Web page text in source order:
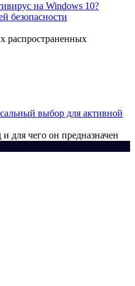
на Windows 10?
безопасности
распространенных
выбор для активной
для чего он предназначен